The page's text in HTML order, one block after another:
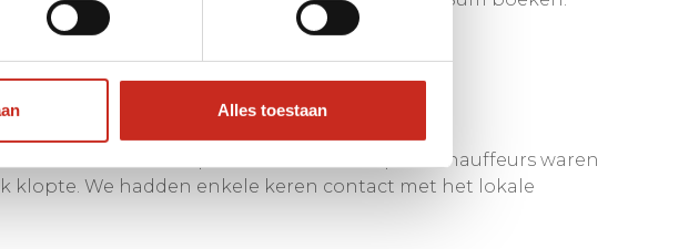
Alles toestaan
reis die probleemloos verliep. De chauffeurs waren
klopte. We hadden enkele keren contact met het lokale